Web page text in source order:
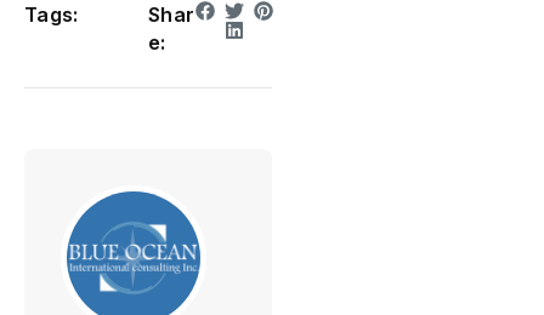
Tags:
Shar
e: